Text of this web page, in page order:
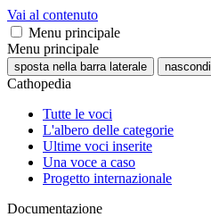
Vai al contenuto
Menu principale
Menu principale
sposta nella barra laterale nascondi
Cathopedia
Tutte le voci
L'albero delle categorie
Ultime voci inserite
Una voce a caso
Progetto internazionale
Documentazione